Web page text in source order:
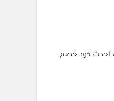
أحدث كود خصم